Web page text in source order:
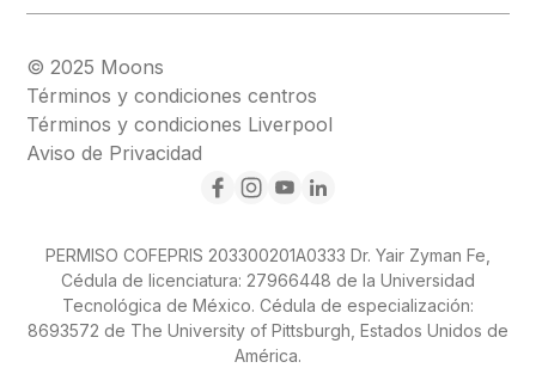
© 2025 Moons
Términos y condiciones centros
Términos y condiciones Liverpool
Aviso de Privacidad
PERMISO COFEPRIS 203300201A0333 Dr. Yair Zyman Fe,
Cédula de licenciatura: 27966448 de la Universidad
Tecnológica de México. Cédula de especialización:
8693572 de The University of Pittsburgh, Estados Unidos de
América.